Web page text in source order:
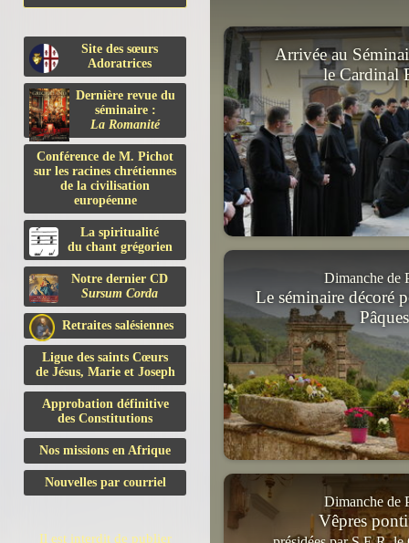
Site des sœurs
Adoratrices
Dernière revue du
séminaire :
La Romanité
Conférence de M. Pichot
sur les racines chrétiennes
de la civilisation
européenne
La spiritualité
du chant grégorien
Notre dernier CD
Sursum Corda
Retraites salésiennes
Ligue des saints Cœurs
de Jésus, Marie et Joseph
Approbation définitive
des Constitutions
Nos missions en Afrique
Nouvelles par courriel
Il est interdit de publier
Arrivée au
le Cardinal
Dimanche de
Le séminaire décoré
Pâques
Dimanche de
Vêpres